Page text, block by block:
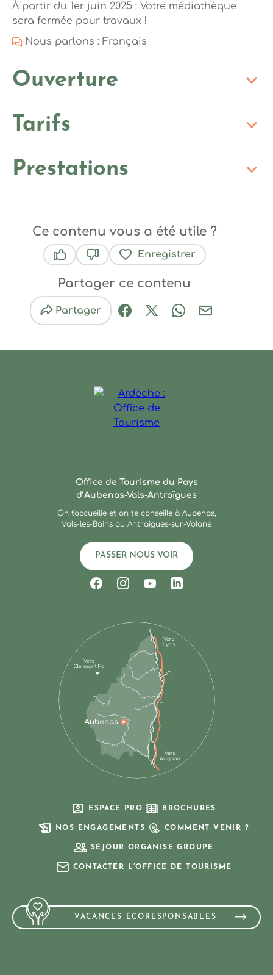
À partir du 1er juin 2025 : Votre médiathèque
sera fermée pour travaux !
Nous parlons : Français
Ouverture
Tarifs
Prestations
Ce contenu vous a été utile ?
Enregistrer
Partager ce contenu
Partager
Partager sur Facebook
Partager sur X / Twitter
Partager sur
Partager par
Office de Tourisme du Pays
d’Aubenas-Vals-Antraïgues
On t'accueille et on te conseille à Aubenas,
Vals-les-Bains ou Antraigues-sur-Volane
PASSER NOUS VOIR
Suivez-nous sur Facebook
Suivez-nous sur Instagram
Suivez-nous sur
Suivez-nous sur
ESPACE PRO BROCHURES
NOS ENGAGEMENTS COMMENT VENIR ?
SÉJOUR ORGANISÉ GROUPE
CONTACTER L’OFFICE DE TOURISME
VACANCES ÉCORESPONSABLES